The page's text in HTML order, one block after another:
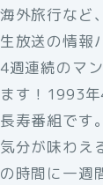
外旅行など
放送の情報
週連続のマ
す！1993
寿番組です
分が味わえ
時間に一週